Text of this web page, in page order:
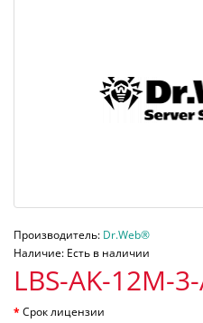
Производитель: Dr.Web®
Наличие: Есть в наличии
LBS-AK-12M-3-
Срок лицензии